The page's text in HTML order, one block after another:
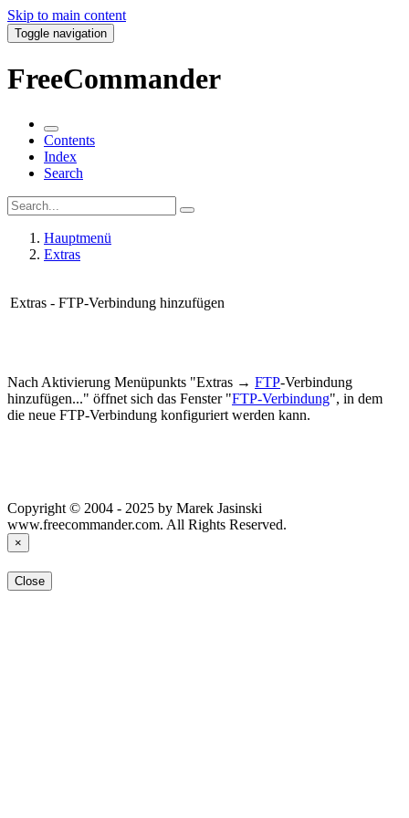
Skip to main content
Toggle navigation
FreeCommander
Contents
Index
Search
Hauptmenü
Extras
Extras - FTP-Verbindung hinzufügen
Nach Aktivierung Menüpunkts "Extras → FTP-Verbindung
hinzufügen..." öffnet sich das Fenster "FTP-Verbindung", in dem
die neue FTP-Verbindung konfiguriert werden kann.
Copyright © 2004 - 2025 by Marek Jasinski
www.freecommander.com. All Rights Reserved.
×
Close